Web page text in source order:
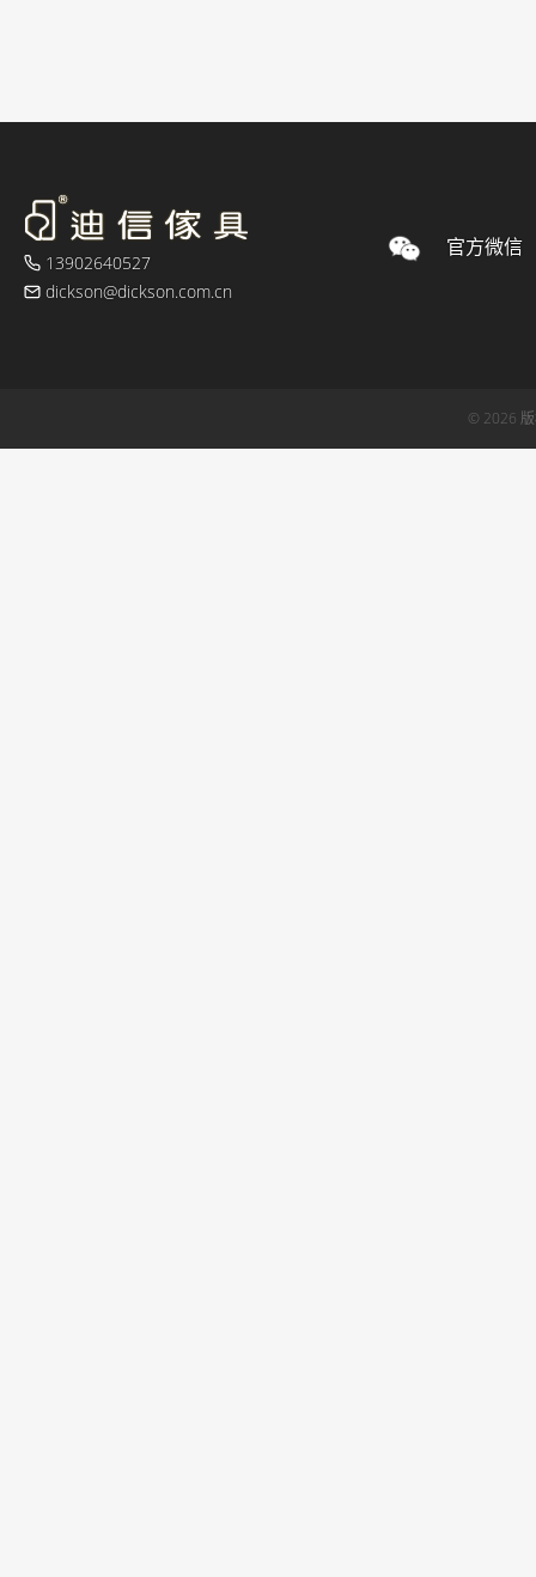
13902640527
dickson@dickson.com.cn
官方微信
© 2026